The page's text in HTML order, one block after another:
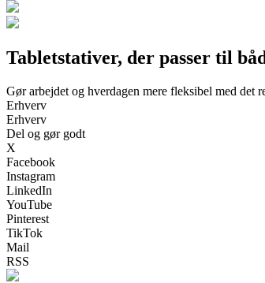
Tabletstativer, der passer til
Gør arbejdet og hverdagen mere fleksibel med det
Erhverv
Erhverv
Del og gør godt
X
Facebook
Instagram
LinkedIn
YouTube
Pinterest
TikTok
Mail
RSS